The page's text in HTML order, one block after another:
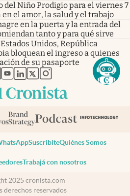
del Niño Prodigio para el viernes 7
en el amor, la salud y el trabajo
en la puerta y la entrada del
tanto y para qué sirve
Unidos, República
bloquean el ingreso a quienes
de su pasaporte
abre en nueva pestaña
abre en nueva pestaña
abre en nueva pestaña
abre en nueva pestaña
abre en nueva pestaña
SuscribiteQuiénes Somos
Trabajá con nosotros
2025 cronista.com
derechos reservados